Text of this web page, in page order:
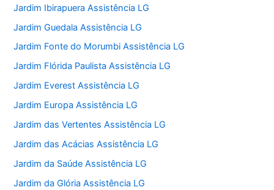
Jardim Ibirapuera Assistência LG
Jardim Guedala Assistência LG
Jardim Fonte do Morumbi Assistência LG
Jardim Flórida Paulista Assistência LG
Jardim Everest Assistência LG
Jardim Europa Assistência LG
Jardim das Vertentes Assistência LG
Jardim das Acácias Assistência LG
Jardim da Saúde Assistência LG
Jardim da Glória Assistência LG